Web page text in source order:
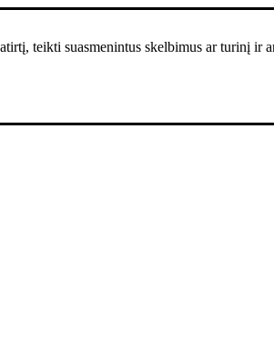
teikti suasmenintus skelbimus ar turinį